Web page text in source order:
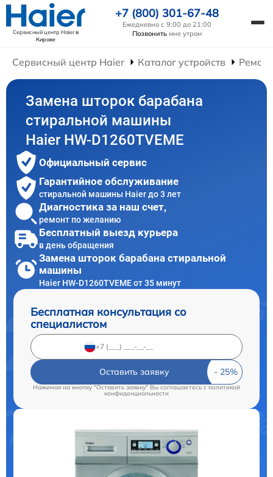
Сервисный центр Haierв
Кирове
+7 (800) 301-67-48
Ежедневно с 9:00 до 21:00
Позвонить мне утром
Сервисный центр Haier Каталог устройств
Замена шторок барабана
стиральной машины
Haier HW-D1260TVEME
Официальный сервис
Гарантийное обслуживание
стиральной машины Haier до 3 лет
Диагностика за наш счет,
ремонт по желанию
Бесплатный выезд курьера
в день обращения
Замена шторок барабана стиральной
машины
Haier HW-D1260TVEME от 35 минут
Бесплатная консультация со
специалистом
Оставить заявку
Нажимая на кнопку "Оставить заявку" Вы соглашаетесь cполитикой
конфиденциальности